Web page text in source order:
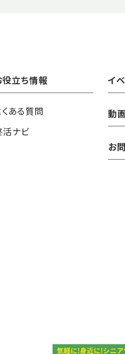
役立ち情報
ある質問
活ナビ
イ
動
お